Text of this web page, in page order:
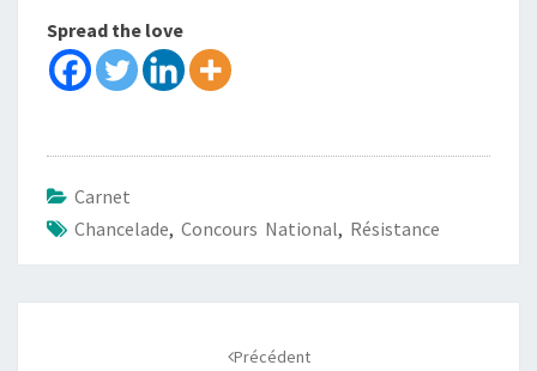
Spread the love
Carnet
Chancelade, Concours National, Résistance
Précédent